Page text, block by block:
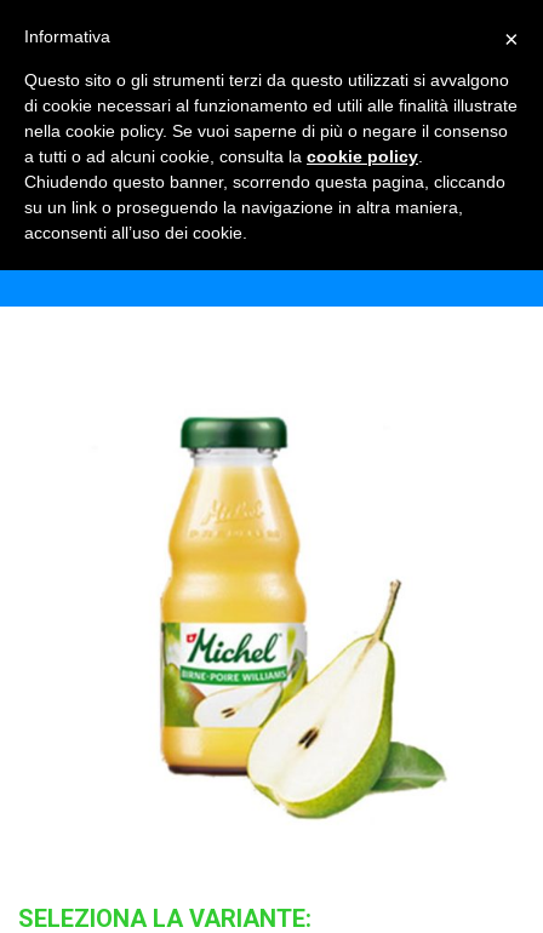
MICHEL PERA
Home Shop
SELEZIONA LA VARIANTE:
×
Informativa
Questo sito o gli strumenti terzi da questo utilizzati si avvalgono
di cookie necessari al funzionamento ed utili alle finalità illustrate
nella cookie policy. Se vuoi saperne di più o negare il consenso
a tutti o ad alcuni cookie, consulta la cookie policy
Chiudendo questo banner, scorrendo questa pagina, cliccando
su un link o proseguendo la navigazione in altra maniera,
acconsenti all’uso dei cookie.